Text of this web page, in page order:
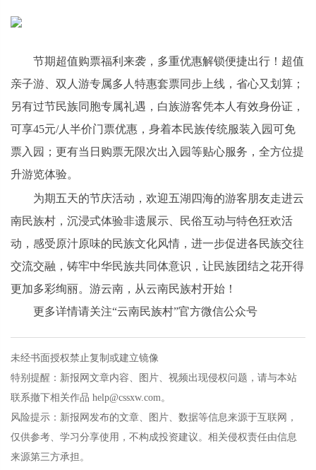
节期超值购票福利来袭，多重优惠解锁便捷出行！超值
亲子游、双人游专属多人特惠套票同步上线，省心又划算；
另有过节民族同胞专属礼遇，白族游客凭本人有效身份证，
可享45元/人半价门票优惠，身着本民族传统服装入园可免
票入园；更有当日购票无限次出入园等贴心服务，全方位提
升游览体验。
为期五天的节庆活动，欢迎五湖四海的游客朋友走进云
南民族村，沉浸式体验非遗展示、民俗互动与特色狂欢活
动，感受原汁原味的民族文化风情，进一步促进各民族交往
交流交融，铸牢中华民族共同体意识，让民族团结之花开得
更加多彩绚丽。游云南，从云南民族村开始！
更多详情请关注“云南民族村”官方微信公众号
未经书面授权禁止复制或建立镜像
特别提醒：新报网文章内容、图片、视频出现侵权问题，请与本站
联系撤下相关作品 help@cssxw.com。
风险提示：新报网发布的文章、图片、数据等信息来源于互联网，
仅供参考、学习分享使用，不构成投资建议。相关侵权责任由信息
来源第三方承担。